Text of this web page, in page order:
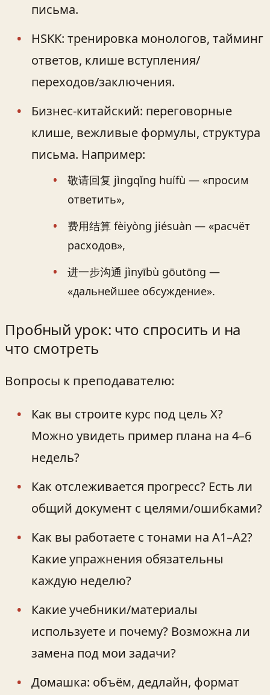
письма.
HSKK: тренировка монологов, тайминг
ответов, клише вступления/
переходов/заключения.
Бизнес‑китайский: переговорные
клише, вежливые формулы, структура
письма. Например:
敬请回复 jìngqǐng huífù — «просим
ответить»,
费用结算 fèiyòng jiésuàn — «расчёт
расходов»,
进一步沟通 jìnyībù gōutōng —
«дальнейшее обсуждение».
Пробный урок: что спросить и на
что смотреть
Вопросы к преподавателю:
Как вы строите курс под цель X?
Можно увидеть пример плана на 4–6
недель?
Как отслеживается прогресс? Есть ли
общий документ с целями/ошибками?
Как вы работаете с тонами на A1–A2?
Какие упражнения обязательны
каждую неделю?
Какие учебники/материалы
используете и почему? Возможна ли
замена под мои задачи?
Домашка: объём, дедлайн, формат